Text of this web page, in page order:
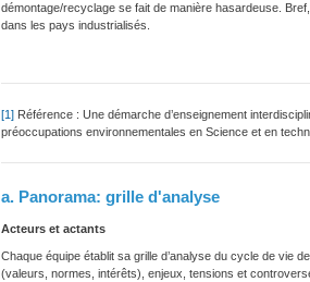
démontage/recyclage se fait de manière hasardeuse.
dans les pays industrialisés.
[1] Référence : Une démarche d’enseignement
préoccupations environnementales en Science et en
a. Panorama: grille d'analyse
Acteurs et actants
Chaque équipe établit sa grille d’analyse du cycle de vie
(valeurs, normes, intérêts), enjeux, tensions et